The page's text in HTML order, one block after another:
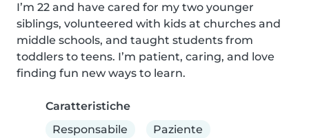
I’m 22 and have cared for my two younger
siblings, volunteered with kids at churches and
middle schools, and taught students from
toddlers to teens. I’m patient, caring, and love
finding fun new ways to learn.
Caratteristiche
Responsabile
Paziente